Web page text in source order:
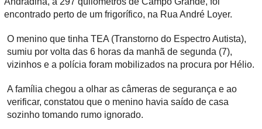
encontrado perto de um frigorífico, na Rua André Loyer.
O menino que tinha TEA (Transtorno do Espectro Autista),
sumiu por volta das 6 horas da manhã de segunda (7),
vizinhos e a polícia foram mobilizados na procura por Hélio.
A família chegou a olhar as câmeras de segurança e ao
verificar, constatou que o menino havia saído de casa
sozinho tomando rumo ignorado.